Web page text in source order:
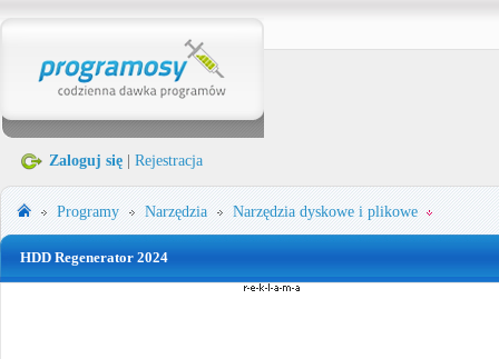
Zaloguj się Rejestracja
Programy Narzędzia Narzędzia dyskowe i plikowe
HDD Regenerator 2024